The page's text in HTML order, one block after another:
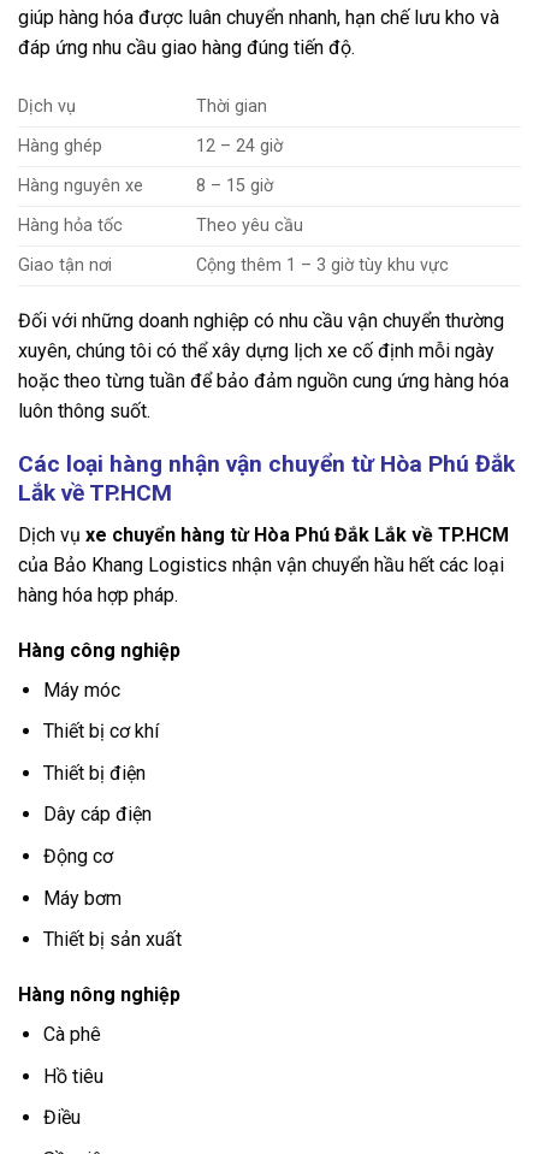
giúp hàng hóa được luân chuyển nhanh, hạn chế lưu kho và
đáp ứng nhu cầu giao hàng đúng tiến độ.
Dịch vụ
Thời gian
Hàng ghép
12 – 24 giờ
Hàng nguyên xe
8 – 15 giờ
Hàng hỏa tốc
Theo yêu cầu
Giao tận nơi
Cộng thêm 1 – 3 giờ tùy khu vực
Đối với những doanh nghiệp có nhu cầu vận chuyển thường
xuyên, chúng tôi có thể xây dựng lịch xe cố định mỗi ngày
hoặc theo từng tuần để bảo đảm nguồn cung ứng hàng hóa
luôn thông suốt.
Các loại hàng nhận vận chuyển từ Hòa Phú Đắk
Lắk về TP.HCM
Dịch vụ xe chuyển hàng từ Hòa Phú Đắk Lắk về TP.HCM
của Bảo Khang Logistics nhận vận chuyển hầu hết các loại
hàng hóa hợp pháp.
Hàng công nghiệp
Máy móc
Thiết bị cơ khí
Thiết bị điện
Dây cáp điện
Động cơ
Máy bơm
Thiết bị sản xuất
Hàng nông nghiệp
Cà phê
Hồ tiêu
Điều